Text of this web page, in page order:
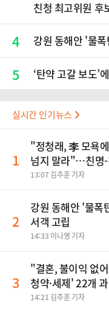
친청 최고위원 후
4 강원 동해안 '물
5 ‘탄약 고갈 보도’
실시간 인기뉴스
1
"정청래, 李 모욕
넘지 말라"…친명-
보, 제주서 격돌
13:07 김주훈 기자
2
강원 동해안 '물폭
서객 고립
14:33 이나영 기자
3
"결혼, 불이익 없
청약·세제' 22개
14:21 김주훈 기자